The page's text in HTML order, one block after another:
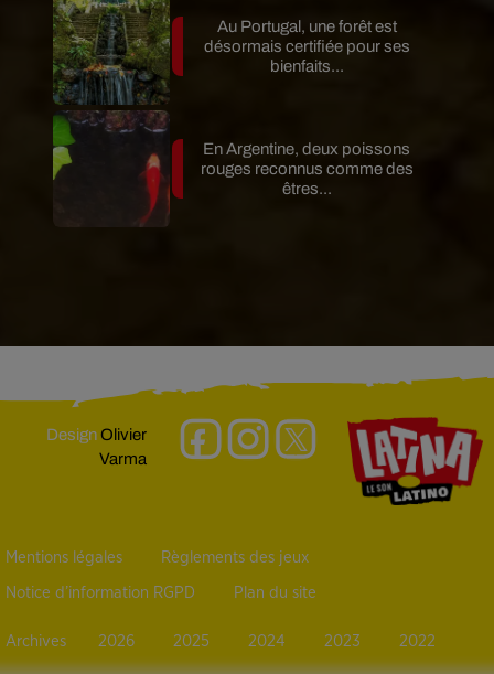
Au Portugal, une forêt est
désormais certifiée pour ses
bienfaits...
En Argentine, deux poissons
rouges reconnus comme des
êtres...
DesignOlivier
Varma
Mentions légales Règlements des jeux
Notice d’information RGPD Plan du site
Archives 2026 2025 2024 2023 2022